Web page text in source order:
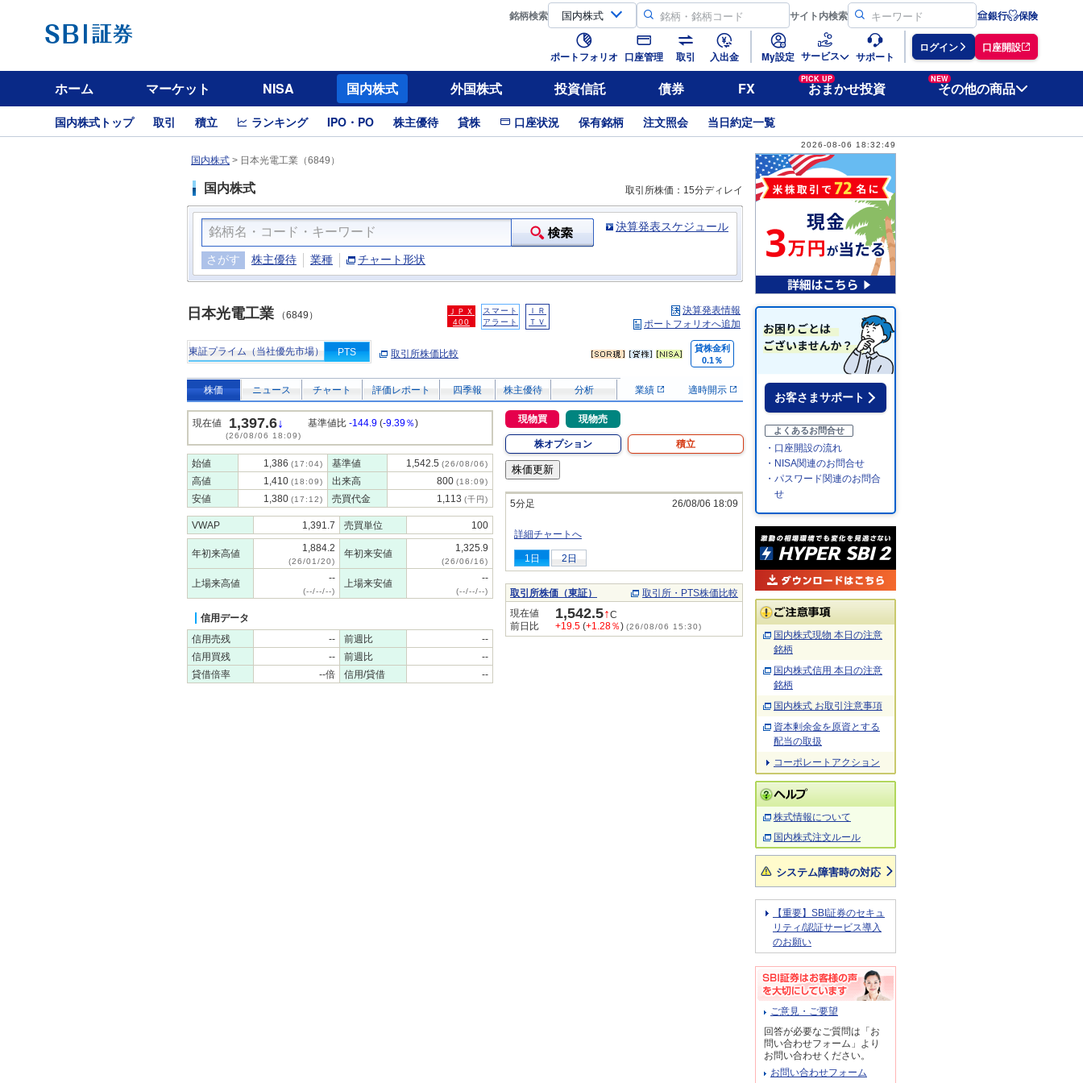
銘柄検索 サイト内検索 銀行 保険
ポートフォリオ 口座管理 取引 入出金 My設定 サービス サポート
ログイン 口座開設
ホーム マーケット NISA 国内株式 外国株式 投資信託 債券 FX
PICK UP
おまかせ投資
NEW
その他の商品
国内株式トップ 取引 積立 ランキング IPO・PO 株主優待 貸株 口座状況 保有銘柄 注文照会 当日約定一覧
2026-08-06 18:32:49
国内株式 > 日本光電工業（6849）
国内株式 取引所株価：15分ディレイ
決算発表スケジュール
さがす 株主優待 業種 チャート形状
日本光電工業 （6849）
ＪＰＸ
400
スマート
アラート
ＩＲ
ＴＶ
決算発表情報
ポートフォリオへ追加
東証プライム（当社優先市場） PTS 取引所株価比較
貸株金利
0.1％
株価 ニュース チャート 評価レポート 四季報 株主優待 分析 業績 適時開示
現在値 1,397.6↓
(26/08/06 18:09)
基準値比 -144.9 (-9.39％)
始値 1,386 (17:04) 基準値 1,542.5 (26/08/06)
高値 1,410 (18:09) 出来高 800 (18:09)
安値 1,380 (17:12) 売買代金 1,113 (千円)
VWAP 1,391.7 売買単位 100
年初来高値 1,884.2
(26/01/20)
年初来安値 1,325.9
(26/06/16)
上場来高値 --
(--/--/--)
上場来安値 --
(--/--/--)
信用データ
信用売残
-- 前週比
--
信用買残
-- 前週比
--
貸借倍率
--倍 信用/貸借 --
現物買 現物売
株オプション 積立
5分足 26/08/06 18:09
詳細チャートへ
1日 2日
取引所株価（東証）
取引所・PTS株価比較
現在値
1,542.5↑C
前日比
+19.5 (+1.28％) (26/08/06 15:30)
お客さまサポート
よくあるお問合せ
・口座開設の流れ
・NISA関連のお問合せ
・パスワード関連のお問合
せ
国内株式現物 本日の注意
銘柄
国内株式信用 本日の注意
銘柄
国内株式 お取引注意事項
資本剰余金を原資とする
配当の取扱
コーポレートアクション
株式情報について
国内株式注文ルール
システム障害時の対応
【重要】SBI証券のセキュ
リティ/認証サービス導入
のお願い
ご意見・ご要望
回答が必要なご質問は「お
問い合わせフォーム」より
お問い合わせください。
お問い合わせフォーム